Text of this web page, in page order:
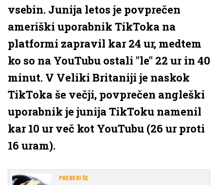
vsebin. Junija letos je povprečen
ameriški uporabnik TikToka na
platformi zapravil kar 24 ur, medtem
ko so na YouTubu ostali "le" 22 ur in 40
minut. V Veliki Britaniji je naskok
TikToka še večji, povprečen angleški
uporabnik je junija TikToku namenil
kar 10 ur več kot YouTubu (26 ur proti
16 uram).
PREBERI ŠE